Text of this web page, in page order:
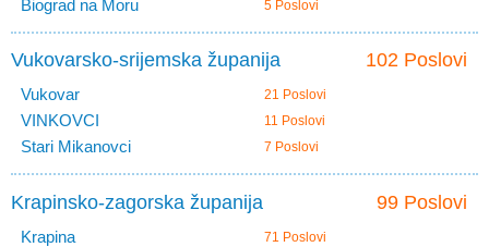
Biograd na Moru 5 Poslovi
102 Poslovi
Vukovarsko-srijemska županija
Vukovar 21 Poslovi
VINKOVCI 11 Poslovi
Stari Mikanovci 7 Poslovi
99 Poslovi
Krapinsko-zagorska županija
Krapina 71 Poslovi